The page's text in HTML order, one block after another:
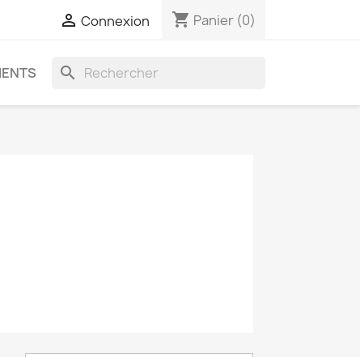
 Connexion shopping_cart Panier (0)
search